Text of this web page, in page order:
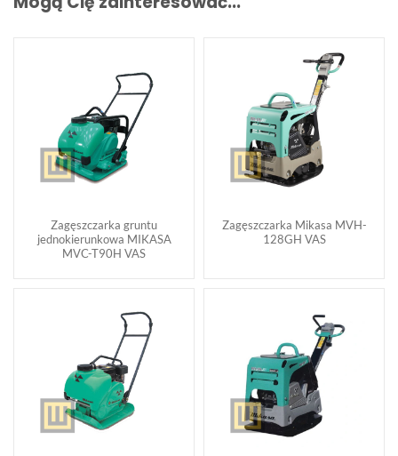
Zagęszczarka gruntu
jednokierunkowa MIKASA
MVC-T90H VAS
Zagęszczarka Mikasa MVH-
128GH VAS